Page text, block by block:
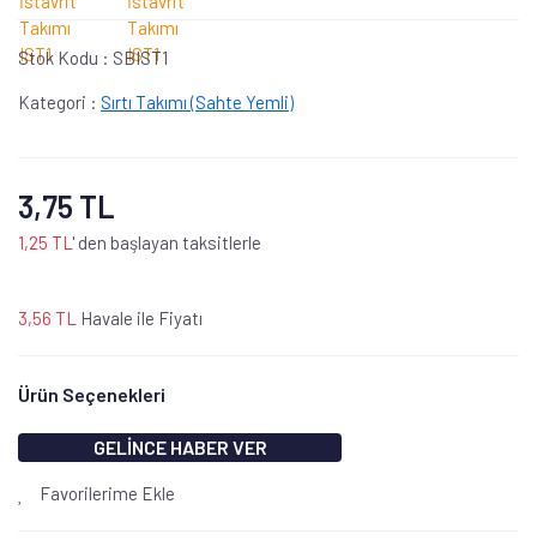
Stok Kodu : SBIST1
Kategori : Sırtı Takımı (Sahte Yemli)
3,75 TL
1,25 TL ' den başlayan taksitlerle
3,56 TL Havale ile Fiyatı
Ürün Seçenekleri
GELİNCE HABER VER
Favorilerime Ekle